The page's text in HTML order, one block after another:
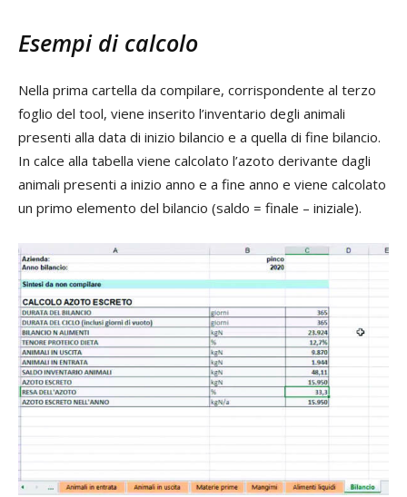
Esempi di calcolo
Nella prima cartella da compilare, corrispondente al terzo
foglio del tool, viene inserito l’inventario degli animali
presenti alla data di inizio bilancio e a quella di fine bilancio.
In calce alla tabella viene calcolato l’azoto derivante dagli
animali presenti a inizio anno e a fine anno e viene calcolato
un primo elemento del bilancio (saldo = finale – iniziale).